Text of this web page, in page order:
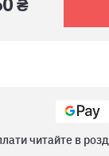
читайте в